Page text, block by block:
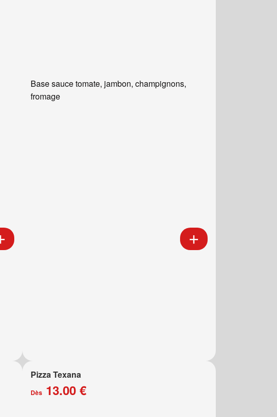
Base sauce tomate, jambon, champignons,
fromage
Pizza Texana
Dès 13.00 €